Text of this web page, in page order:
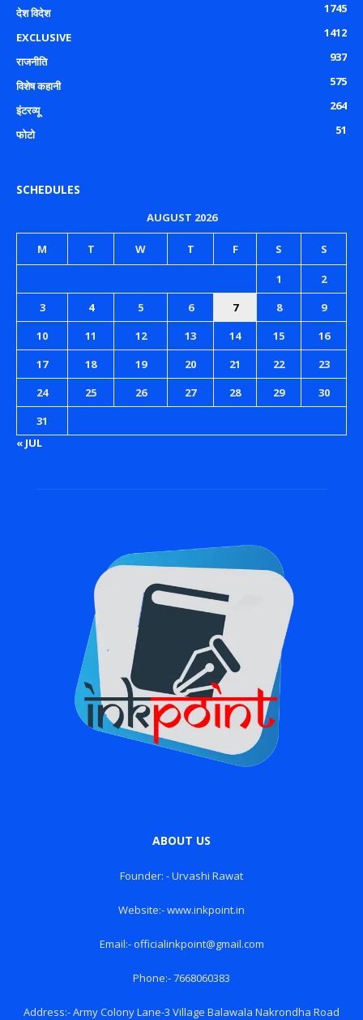
देश विदेश
1745
EXCLUSIVE
1412
राजनीति
937
विशेष कहानी
575
इंटरव्यू
264
फोटो
51
SCHEDULES
AUGUST 2026
M T W T F S S
1
2
3
4 5 6 7 8
9
10
11 12 13 14 15
16
17
18 19 20 21 22
23
24
25 26 27 28 29
30
31
« JUL
ABOUT US
Founder: - Urvashi Rawat
Website:- www.inkpoint.in
Email:- officialinkpoint@gmail.com
Phone:- 7668060383
Address:- Army Colony Lane-3 Village Balawala Nakrondha Road